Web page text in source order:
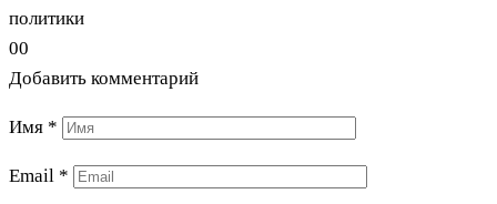
политики
00
Добавить комментарий
Имя *
Email *